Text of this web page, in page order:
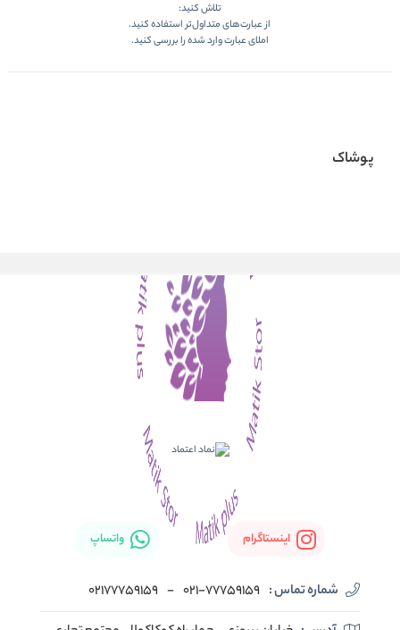
تلاش کنید:
از عبارت‌های متداول‌تر استفاده کنید.
املای عبارت وارد شده را بررسی کنید.
پوشاک
اینستاگرام واتساپ
شماره تماس : 021-77759159
-
02177759159